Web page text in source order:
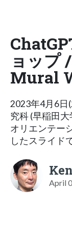
ョップ
Mural
2023年4月6日
究科 (早稲田
オリエンテー
したスライド
April